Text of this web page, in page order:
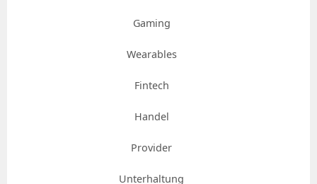
Gaming
Wearables
Fintech
Handel
Provider
Unterhaltung